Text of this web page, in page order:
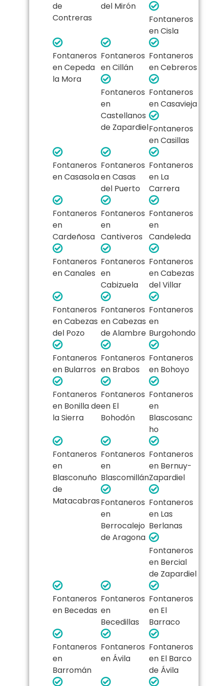
de
Contreras
del Mirón
Fontaneros
en Cisla
Fontaneros
en Cepeda
la Mora
Fontaneros
en Cillán
Fontaneros
en Cebreros
Fontaneros
en
Castellanos
de Zapardiel
Fontaneros
en Casavieja
Fontaneros
en Casillas
Fontaneros
en Casasola
Fontaneros
en Casas
del Puerto
Fontaneros
en La
Carrera
Fontaneros
en
Cardeñosa
Fontaneros
en
Cantiveros
Fontaneros
en
Candeleda
Fontaneros
en Canales
Fontaneros
en
Cabizuela
Fontaneros
en Cabezas
del Villar
Fontaneros
en Cabezas
del Pozo
Fontaneros
en Cabezas
de Alambre
Fontaneros
en
Burgohondo
Fontaneros
en Bularros
Fontaneros
en Brabos
Fontaneros
en Bohoyo
Fontaneros
en Bonilla de
la Sierra
Fontaneros
en El
Bohodón
Fontaneros
en
Blascosanc
ho
Fontaneros
en
Blasconuño
de
Matacabras
Fontaneros
en
Blascomillán
Fontaneros
en Bernuy-
Zapardiel
Fontaneros
en
Berrocalejo
de Aragona
Fontaneros
en Las
Berlanas
Fontaneros
en Bercial
de Zapardiel
Fontaneros
en Becedas
Fontaneros
en
Becedillas
Fontaneros
en El
Barraco
Fontaneros
en
Barromán
Fontaneros
en Ávila
Fontaneros
en El Barco
de Ávila